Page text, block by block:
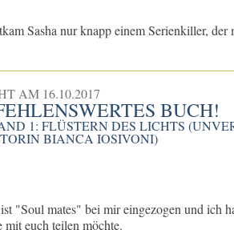
Sasha nur knapp einem Serienkiller,
AM 16.10.2017
BUCH!
1: FLÜSTERN DES LICHTS
BIANCA IOSIVONI)
"Soul mates" bei mir eingezogen und ich
euch teilen möchte.